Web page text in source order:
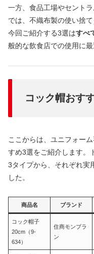
一方、食品工場やセント
では、不織布製の使い捨
今回ご紹介する3選はすべ
般的な飲食店での使用に最
コック帽おす
ここからは、ユニフォー
すめ3選をご紹介します。
3タイプから、それぞれ実
した。
商品名 ブランド
コック帽子
20cm（9-
634）
住商モンブラ
ン